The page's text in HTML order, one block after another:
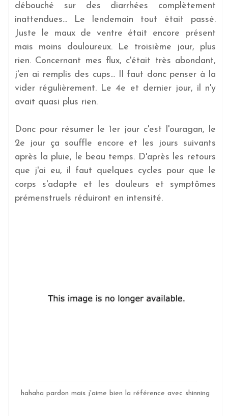
débouché sur des diarrhées complètement
inattendues... Le lendemain tout était passé.
Juste le maux de ventre était encore présent
mais moins douloureux. Le troisième jour, plus
rien. Concernant mes flux, c'était très abondant,
j'en ai remplis des cups... Il faut donc penser à la
vider régulièrement. Le 4e et dernier jour, il n'y
avait quasi plus rien.
Donc pour résumer le 1er jour c'est l'ouragan, le
2e jour ça souffle encore et les jours suivants
après la pluie, le beau temps. D'après les retours
que j'ai eu, il faut quelques cycles pour que le
corps s'adapte et les douleurs et symptômes
prémenstruels réduiront en intensité.
hahaha pardon mais j'aime bien la référence avec shinning